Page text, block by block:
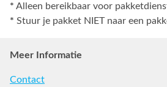
* Alleen bereikbaar voor
* Stuur je pakket NIET naar een
Meer Informatie
Contact